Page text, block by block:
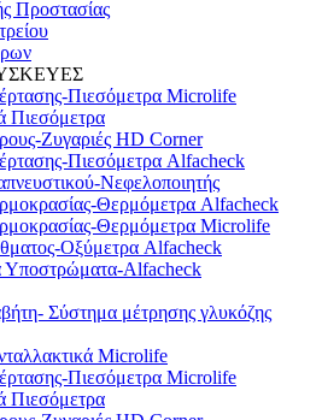
Προστασίας
Πιεσόμετρα Microlife
Πιεσόμετρα
Ζυγαριές HD Corner
Πιεσόμετρα Alfacheck
Νεφελοποιητής
Θερμόμετρα Alfacheck
Θερμόμετρα Microlife
Οξύμετρα Alfacheck
Υποστρώματα-Alfacheck
Σύστημα μέτρησης γλυκόζης
Microlife
Πιεσόμετρα Microlife
Πιεσόμετρα